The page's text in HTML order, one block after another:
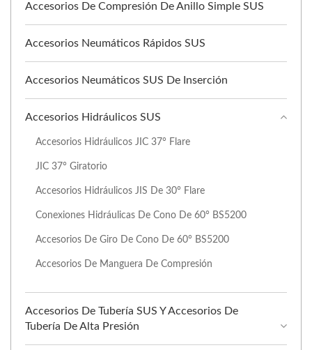
Accesorios De Compresión De Anillo Simple SUS
Accesorios Neumáticos Rápidos SUS
Accesorios Neumáticos SUS De Inserción
Accesorios Hidráulicos SUS
Accesorios Hidráulicos JIC 37° Flare
JIC 37° Giratorio
Accesorios Hidráulicos JIS De 30° Flare
Conexiones Hidráulicas De Cono De 60° BS5200
Accesorios De Giro De Cono De 60° BS5200
Accesorios De Manguera De Compresión
Accesorios De Tubería SUS Y Accesorios De
Tubería De Alta Presión